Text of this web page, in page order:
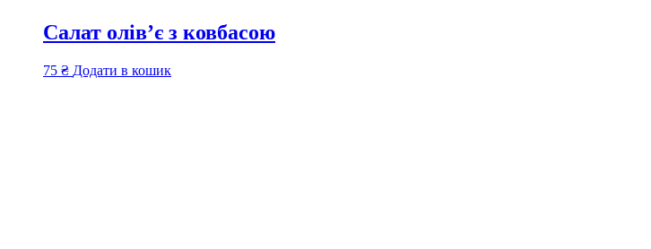
Салат олів’є з ковбасою
75 ₴ Додати в кошик